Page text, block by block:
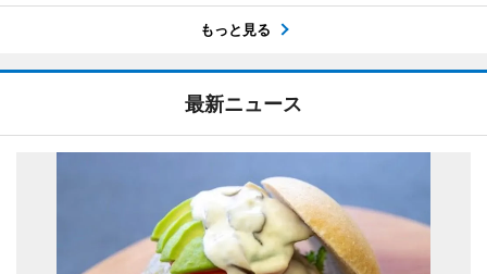
もっと見る
最新ニュース